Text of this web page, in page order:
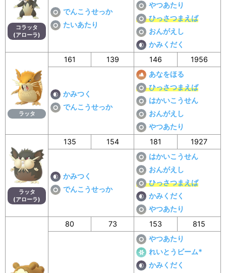
コラッタ
(アローラ)
でんこうせっか
たいあたり
やつあたり
ひっさつまえば
おんがえし
かみくだく
ラッタ
161 139 146 1956
かみつく
でんこうせっか
あなをほる
ひっさつまえば
はかいこうせん
おんがえし
やつあたり
ラッタ
(アローラ)
135 154 181 1927
かみつく
でんこうせっか
はかいこうせん
おんがえし
ひっさつまえば
かみくだく
やつあたり
80 73 153 815
やつあたり
れいとうビーム*
かみくだく